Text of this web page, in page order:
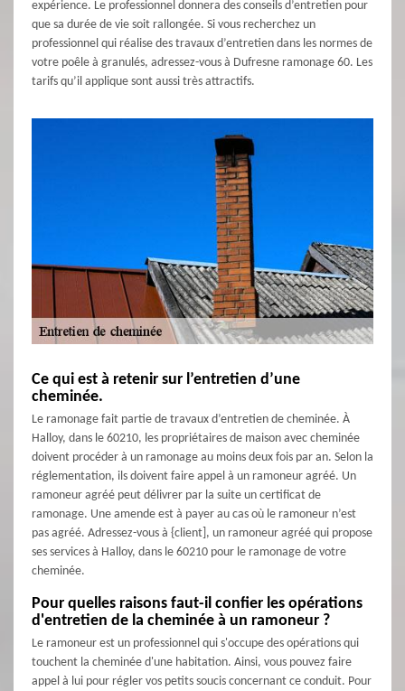
expérience. Le professionnel donnera des conseils d’entretien pour
que sa durée de vie soit rallongée. Si vous recherchez un
professionnel qui réalise des travaux d’entretien dans les normes de
votre poêle à granulés, adressez-vous à Dufresne ramonage 60. Les
tarifs qu’il applique sont aussi très attractifs.
Ce qui est à retenir sur l’entretien d’une
cheminée.
Le ramonage fait partie de travaux d’entretien de cheminée. À
Halloy, dans le 60210, les propriétaires de maison avec cheminée
doivent procéder à un ramonage au moins deux fois par an. Selon la
réglementation, ils doivent faire appel à un ramoneur agréé. Un
ramoneur agréé peut délivrer par la suite un certificat de
ramonage. Une amende est à payer au cas où le ramoneur n’est
pas agréé. Adressez-vous à {client], un ramoneur agréé qui propose
ses services à Halloy, dans le 60210 pour le ramonage de votre
cheminée.
Pour quelles raisons faut-il confier les opérations
d'entretien de la cheminée à un ramoneur ?
Le ramoneur est un professionnel qui s'occupe des opérations qui
touchent la cheminée d'une habitation. Ainsi, vous pouvez faire
appel à lui pour régler vos petits soucis concernant ce conduit. Pour